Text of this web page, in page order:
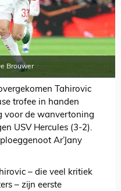
Brouwer
Tahirovic
trofee in handen
voor de wanvertoning
USV Hercules (3-2).
Ar’Jany
– die veel kritiek
– zijn eerste